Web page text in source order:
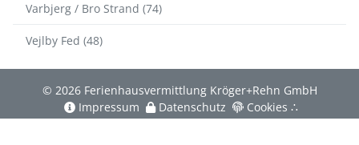
Varbjerg / Bro Strand (74)
Vejlby Fed (48)
© 2026 Ferienhausvermittlung Kröger+Rehn GmbH
Impressum
Datenschutz Cookies ∴